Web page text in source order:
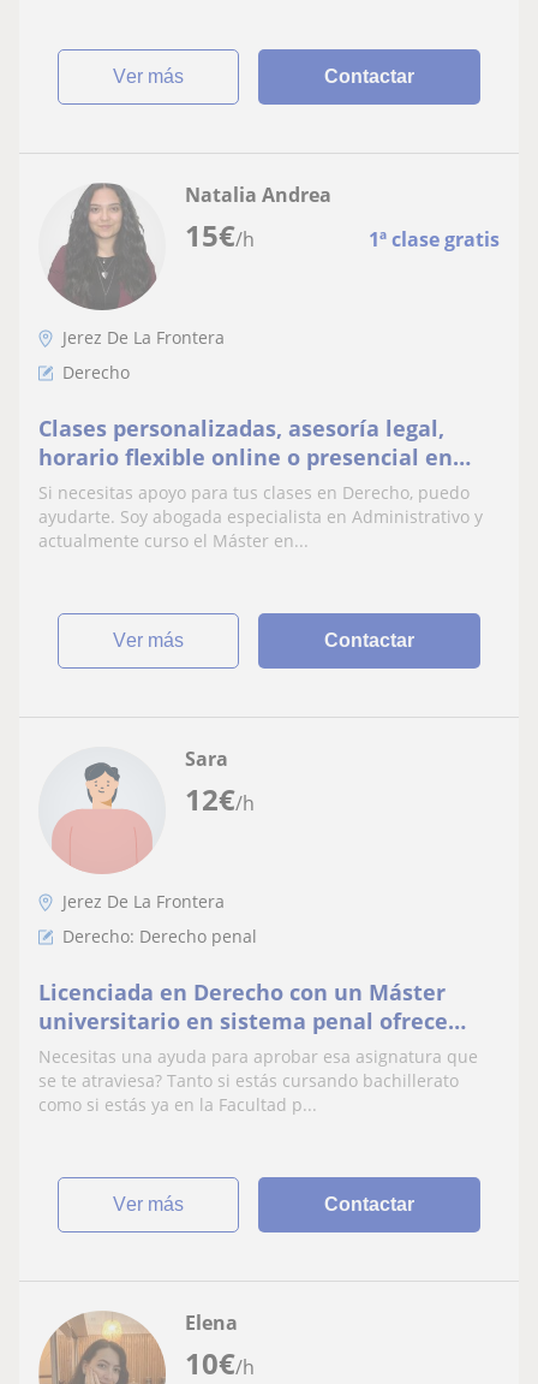
ver más Contactar
15€/h 1ª clase gratis
Natalia Andrea
Jerez De La Frontera
Derecho
Clases personalizadas, asesoría legal,
horario flexible online o presencial en
Jerez.
Si necesitas apoyo para tus clases en Derecho, puedo
ayudarte. Soy abogada especialista en Administrativo y
actualmente curso el Máster en...
ver más Contactar
12€/h
Sara
Jerez De La Frontera
Derecho: Derecho penal
Licenciada en Derecho con un Máster
universitario en sistema penal ofrece
clases de derecho online a alumnos
universitarios o estudiantes de
bachillerato.
Necesitas una ayuda para aprobar esa asignatura que
se te atraviesa? Tanto si estás cursando bachillerato
como si estás ya en la Facultad p...
ver más Contactar
10€/h
Elena